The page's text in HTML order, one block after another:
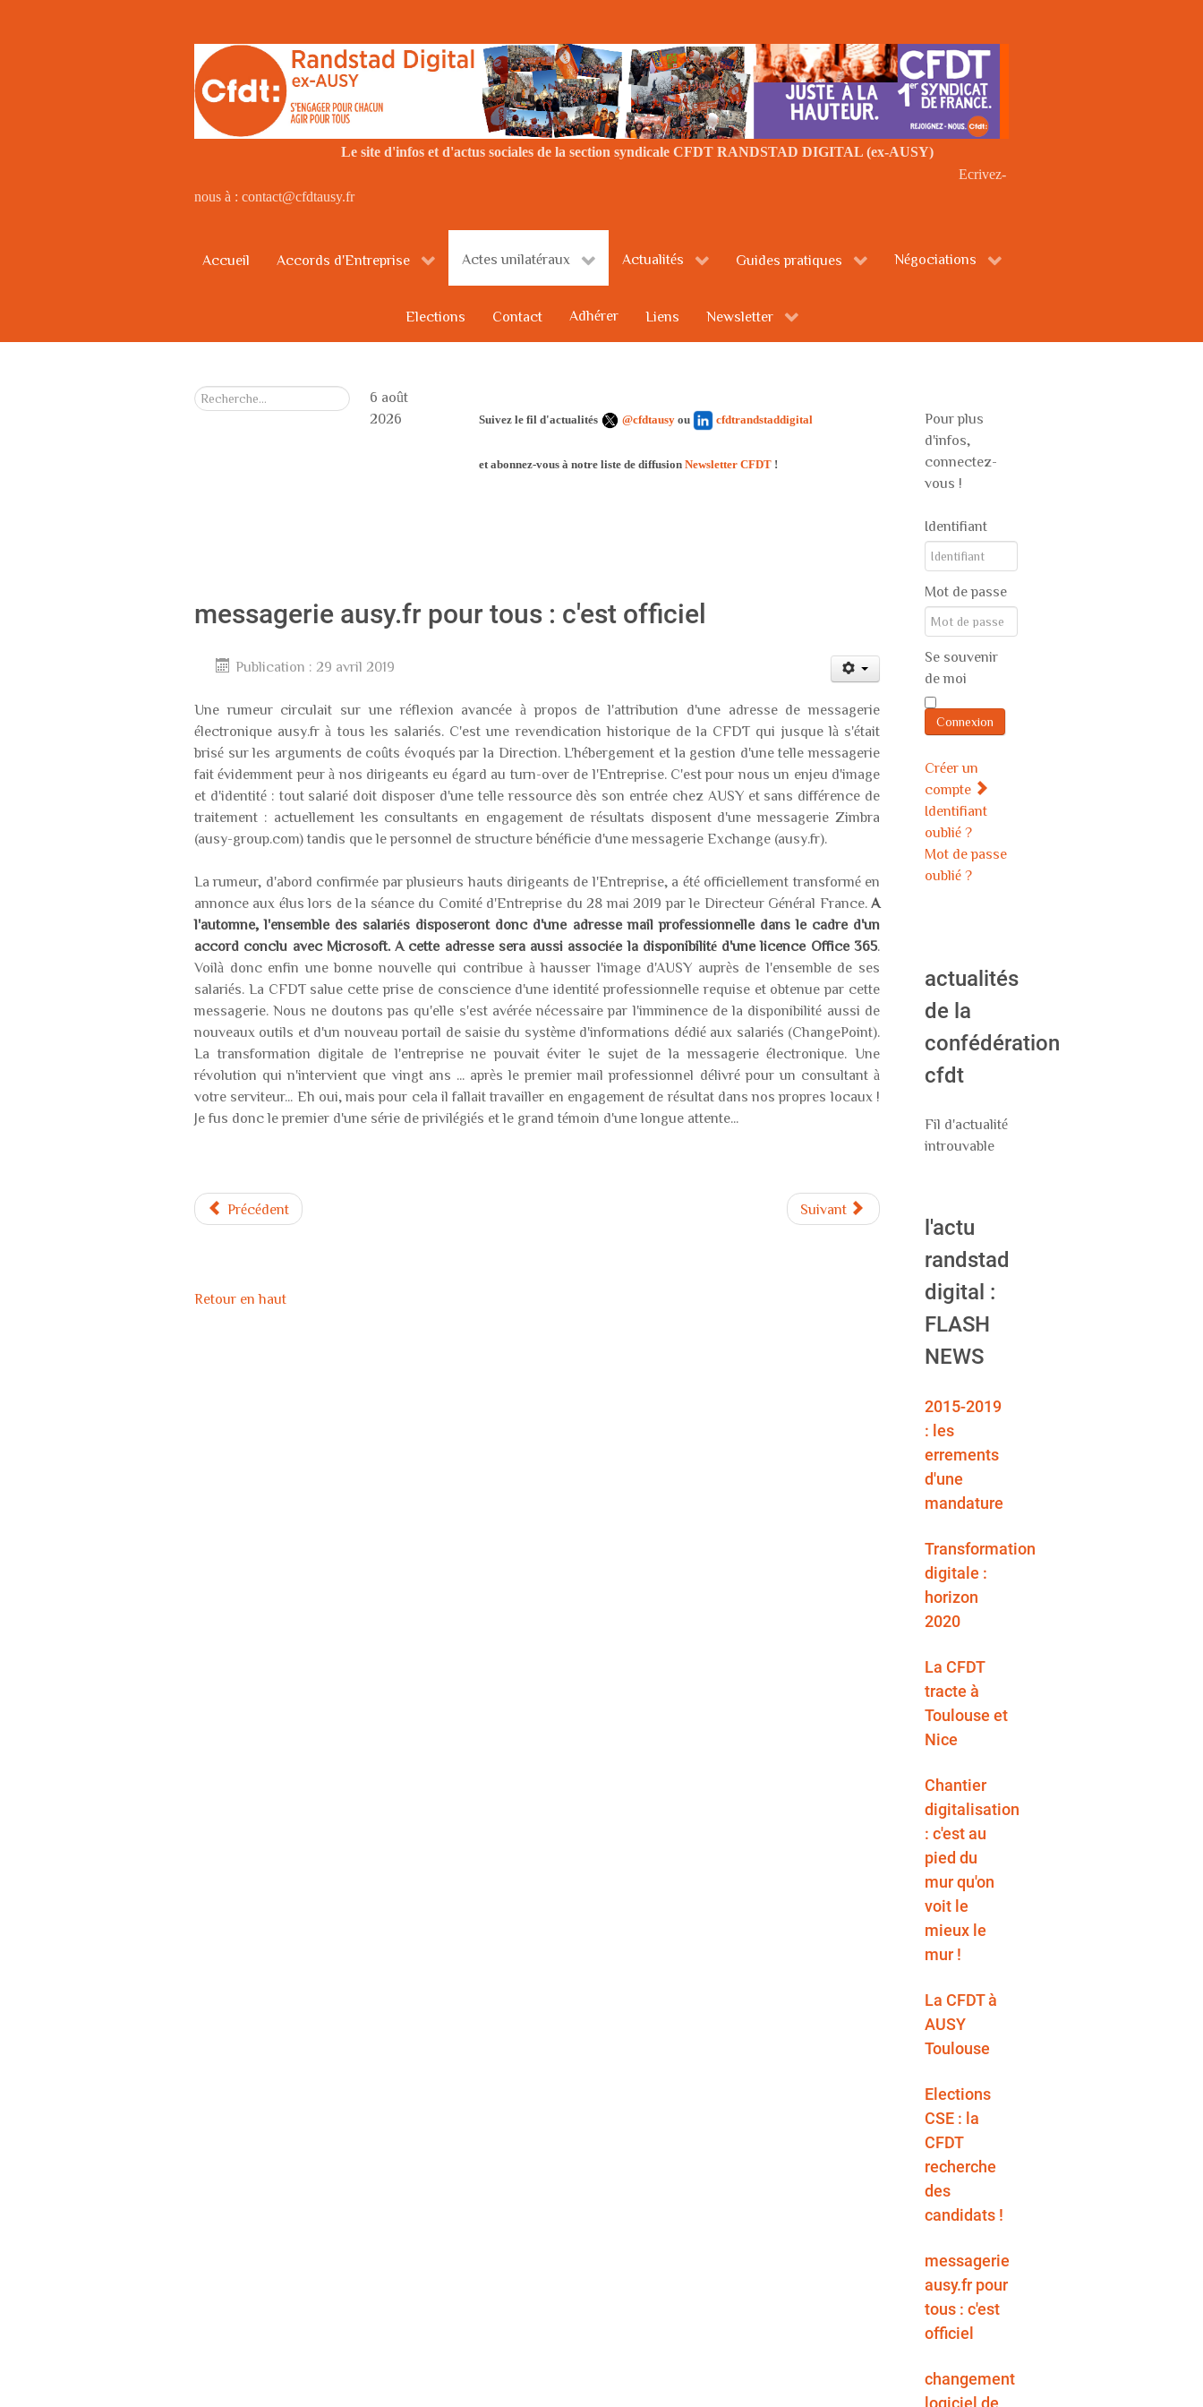
Le site d'infos et d'actus sociales de la section syndicale CFDT RANDSTAD DIGITAL (ex-AUSY)
Ecrivez-
nous à : contact@cfdtausy.fr
Accueil Accords d'Entreprise Actes unilatéraux Actualités Guides pratiques Négociations
Elections Contact Adhérer Liens Newsletter
Rechercher
6 août
2026
Suivez le fil d'actualités @cfdtausy ou cfdtrandstaddigital
et abonnez-vous à notre liste de diffusionNewsletter CFDT !
messagerie ausy.fr pour tous : c'est officiel
Publication : 29 avril 2019
Une rumeur circulait sur une réflexion avancée à propos de l'attribution d'une adresse de messagerie
électronique ausy.fr à tous les salariés. C'est une revendication historique de la CFDT qui jusque là s'était
brisé sur les arguments de coûts évoqués par la Direction. L'hébergement et la gestion d'une telle messagerie
fait évidemment peur à nos dirigeants eu égard au turn-over de l'Entreprise. C'est pour nous un enjeu d'image
et d'identité : tout salarié doit disposer d'une telle ressource dès son entrée chez AUSY et sans différence de
traitement : actuellement les consultants en engagement de résultats disposent d'une messagerie Zimbra
(ausy-group.com) tandis que le personnel de structure bénéficie d'une messagerie Exchange (ausy.fr).
La rumeur, d'abord confirmée par plusieurs hauts dirigeants de l'Entreprise, a été officiellement transformé en
annonce aux élus lors de la séance du Comité d'Entreprise du 28 mai 2019 par le Directeur Général France. A
l'automne, l'ensemble des salariés disposeront donc d'une adresse mail professionnelle dans le cadre d'un
accord conclu avec Microsoft. A cette adresse sera aussi associée la disponibilité d'une licence Office 365
Voilà donc enfin une bonne nouvelle qui contribue à hausser l'image d'AUSY auprès de l'ensemble de ses
salariés. La CFDT salue cette prise de conscience d'une identité professionnelle requise et obtenue par cette
messagerie. Nous ne doutons pas qu'elle s'est avérée nécessaire par l'imminence de la disponibilité aussi de
nouveaux outils et d'un nouveau portail de saisie du système d'informations dédié aux salariés (ChangePoint).
La transformation digitale de l'entreprise ne pouvait éviter le sujet de la messagerie électronique. Une
révolution qui n'intervient que vingt ans ... après le premier mail professionnel délivré pour un consultant à
votre serviteur... Eh oui, mais pour cela il fallait travailler en engagement de résultat dans nos propres locaux !
Je fus donc le premier d'une série de privilégiés et le grand témoin d'une longue attente...
Précédent Suivant
Retour en haut
Pour plus
d'infos,
connectez-
vous !
Identifiant
Mot de passe
Se souvenir
de moi
Connexion
Créer un
compte
Identifiant
oublié ?
Mot de passe
oublié ?
actualités
de la
confédération
cfdt
Fil d'actualité
introuvable
l'actu
randstad
digital :
FLASH
NEWS
2015-2019
: les
errements
d'une
mandature
Transformation
digitale :
horizon
2020
La CFDT
tracte à
Toulouse et
Nice
Chantier
digitalisation
: c'est au
pied du
mur qu'on
voit le
mieux le
mur !
La CFDT à
AUSY
Toulouse
Elections
CSE : la
CFDT
recherche
des
candidats !
messagerie
ausy.fr pour
tous : c'est
officiel
changement
logiciel de